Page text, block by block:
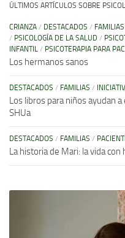
ÚLTIMOS ARTÍCULOS SOBRE
CRIANZA / DESTACADOS / FAMILIAS
/ PSICOLOGÍA DE LA SALUD /
INFANTIL / PSICOTERAPIA PARA
Los hermanos sanos
DESTACADOS / FAMILIAS /
Los libros para niños ayudan
SHUa
DESTACADOS / FAMILIAS /
La historia de Mari: la vida